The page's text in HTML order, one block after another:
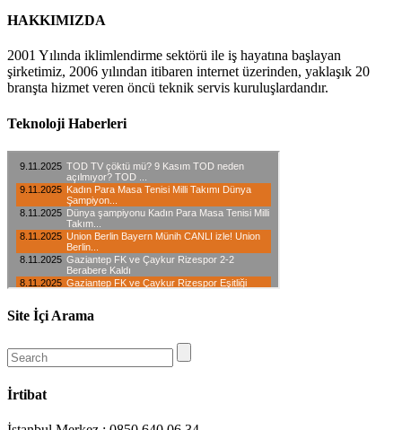
HAKKIMIZDA
2001 Yılında iklimlendirme sektörü ile iş hayatına başlayan
şirketimiz, 2006 yılından itibaren internet üzerinden, yaklaşık 20
branşta hizmet veren öncü teknik servis kuruluşlardandır.
Teknoloji Haberleri
Site İçi Arama
İrtibat